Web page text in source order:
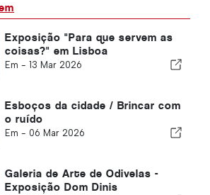
Exposição "Para que servem as
coisas?" em Lisboa
Em - 13 Mar 2026
Esboços da cidade / Brincar com
o ruído
Em - 06 Mar 2026
Galeria de Arte de Odivelas -
Exposição Dom Dinis